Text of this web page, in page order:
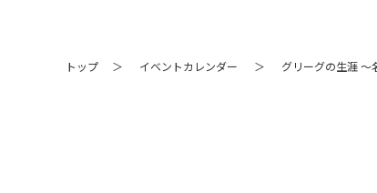
トップ イベントカレンダー グリーグの生涯 ～